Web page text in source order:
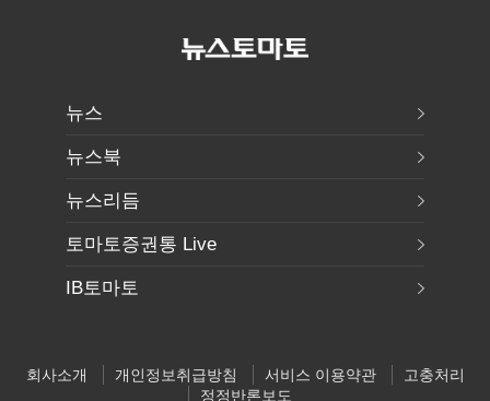
뉴스
뉴스북
뉴스리듬
토마토증권통 Live
IB토마토
회사소개 개인정보취급방침 서비스 이용약관
고충처리
정정반론보도